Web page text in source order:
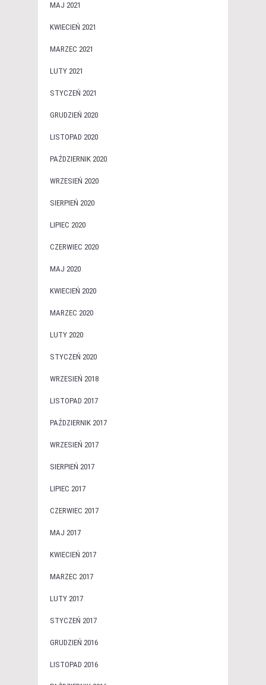
MAJ 2021
KWIECIEŃ 2021
MARZEC 2021
LUTY 2021
STYCZEŃ 2021
GRUDZIEŃ 2020
LISTOPAD 2020
PAŹDZIERNIK 2020
WRZESIEŃ 2020
SIERPIEŃ 2020
LIPIEC 2020
CZERWIEC 2020
MAJ 2020
KWIECIEŃ 2020
MARZEC 2020
LUTY 2020
STYCZEŃ 2020
WRZESIEŃ 2018
LISTOPAD 2017
PAŹDZIERNIK 2017
WRZESIEŃ 2017
SIERPIEŃ 2017
LIPIEC 2017
CZERWIEC 2017
MAJ 2017
KWIECIEŃ 2017
MARZEC 2017
LUTY 2017
STYCZEŃ 2017
GRUDZIEŃ 2016
LISTOPAD 2016